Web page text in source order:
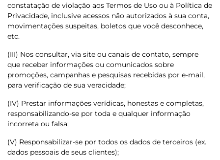
constatação de violação aos Termos de Uso ou à Política de
Privacidade, inclusive acessos não autorizados à sua conta,
movimentações suspeitas, boletos que você desconhece,
etc.
(III) Nos consultar, via site ou canais de contato, sempre
que receber informações ou comunicados sobre
promoções, campanhas e pesquisas recebidas por e-mail,
para verificação de sua veracidade;
(IV) Prestar informações verídicas, honestas e completas,
responsabilizando-se por toda e qualquer informação
incorreta ou falsa;
(V) Responsabilizar-se por todos os dados de terceiros (ex.
dados pessoais de seus clientes);